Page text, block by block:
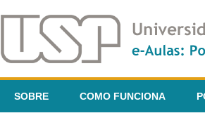
SOBRE COMO FUNCIONA